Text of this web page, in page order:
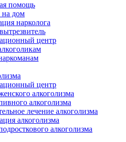
помощь
на дом
нарколога
центр
центр
алкоголизма
алкоголизма
лечение алкоголизма
алкоголизма
алкоголизма